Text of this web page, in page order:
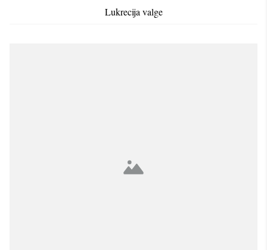
Lukrecija valge